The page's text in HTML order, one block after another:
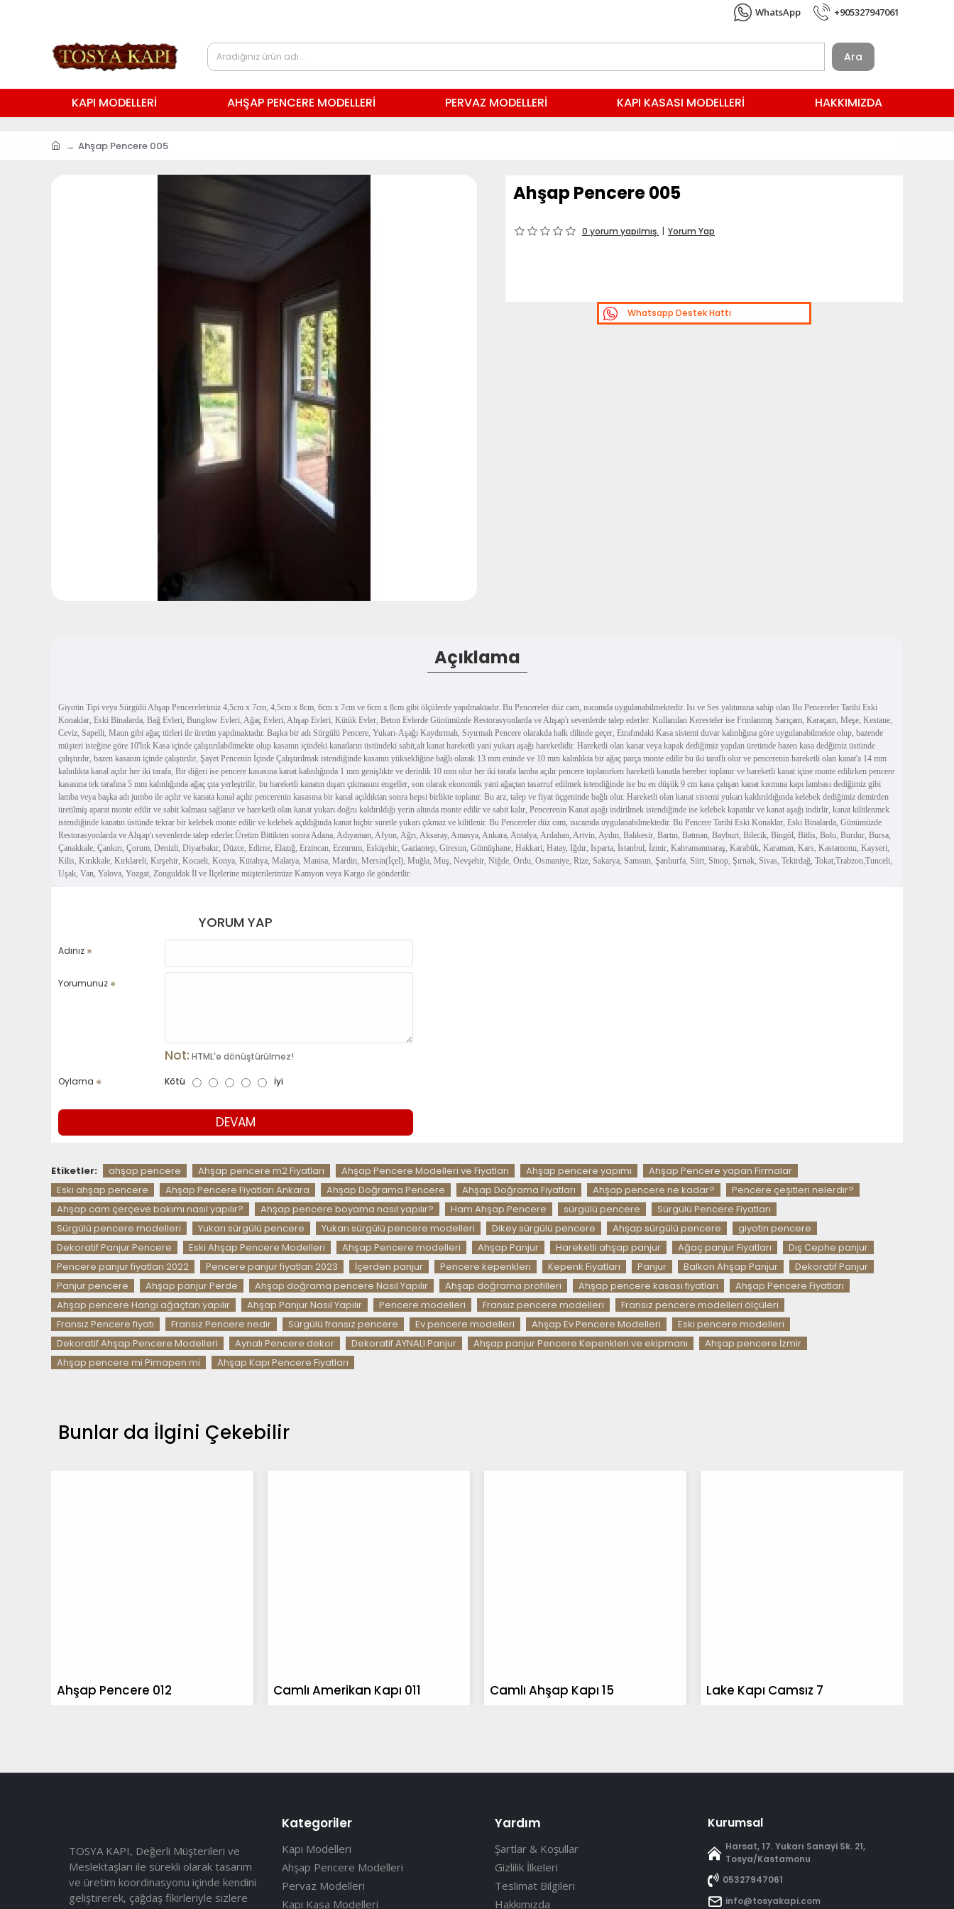
WhatsApp +905327947061
Ara
KAPI MODELLERİ AHŞAP PENCERE MODELLERİ PERVAZ MODELLERİ KAPI KASASI MODELLERİ HAKKIMIZDA
Ahşap Pencere 005
Ahşap Pencere 005
0 yorum yapılmış. | Yorum Yap
Whatsapp Destek Hattı
Açıklama
Giyotin Tipi veya Sürgülü Ahşap Pencerelerimiz 4,5cm x 7cm, 4,5cm x 8cm, 6cm x 7cm ve 6cm x 8cm gibi ölçülerde yapılmaktadır. Bu Pencereler düz cam, ısıcamda uygulanabilmektedir. Isı ve Ses yalıtımına sahip olan Bu Pencereler Tarihi Eski
Konaklar, Eski Binalarda, Bağ Evleri, Bunglow Evleri, Ağaç Evleri, Ahşap Evleri, Kütük Evler, Beton Evlerde Günümüzde Restorasyonlarda ve Ahşap'ı sevenlerde talep ederler. Kullanılan Keresteler ise Frınlanmış Sarıçam, Karaçam, Meşe, Kestane,
Ceviz, Sapelli, Maun gibi ağaç türleri ile üretim yapılmaktadır. Başka bir adı Sürgülü Pencere, Yukarı-Aşağı Kaydırmalı, Sıyırmalı Pencere olarakda halk dilinde geçer, Etrafındaki Kasa sistemi duvar kalınlığına göre uygulanabilmekte olup, bazende
müşteri isteğine göre 10'luk Kasa içinde çalıştırılabilimekte olup kasanın içindeki kanatların üstündeki sabit,alt kanat hareketli yani yukarı aşağı hareketlidir. Hareketli olan kanat veya kapak dediğimiz yapılan üretimde bazen kasa dedğimiz üstünde
çalıştırılır, bazen kasanın içinde çalıştırılır, Şayet Pencenin İçinde Çalıştırılmak istendiğinde kasanın yüksekliğine bağlı olarak 13 mm eninde ve 10 mm kalınlıkta bir ağaç parça monte edilir bu iki taraflı olur ve pencerenin hareketli olan kanat'a 14 mm
kalınlıkta kanal açılır her iki tarafa, Bir diğeri ise pencere kasasına kanat kalınlığında 1 mm genişlıkte ve derinlik 10 mm olur her iki tarafa lamba açılır pencere toplanırken hareketli kanatla bereber toplanır ve hareketli kanat içine monte edilirken pencere
kasasına tek tarafına 5 mm kalınlığında ağaç çıta yerleştrilir, bu hareketli kanatın dışarı çıkmasını engeller, son olarak ekonomik yani ağaçtan tasarruf edilmek istendiğinde ise bu en düşük 9 cm kasa çalışan kanat kısmına kapı lambası dediğimiz gibi
lamba veya başka adı jumbo ile açılır ve kanata kanal açılır pencerenin kasasına bir kanal açıldıktan sonra hepsi birlikte toplanır. Bu arz, talep ve fiyat üçgeninde bağlı olur. Hareketli olan kanat sistemi yukarı kaldırıldığında kelebek dediğimiz demirden
üretilmiş aparat monte edilir ve sabit kalması sağlanır ve hareketli olan kanat yukarı doğru kaldırıldığı yerin altında monte edilir ve sabit kalır, Pencerenin Kanat aşağı indirilmek istendiğinde ise kelebek kapatılır ve kanat aşağı indirlir, kanat kilitlenmek
istendiğinde kanatın üstünde tekrar bir kelebek monte edilir ve kelebek açıldığında kanat hiçbir suretle yukarı çıkmaz ve kilitlenir. Bu Pencereler düz cam, ısıcamda uygulanabilmektedir. Bu Pencere Tarihi Eski Konaklar, Eski Binalarda, Günümüzde
Restorasyonlarda ve Ahşap'ı sevenlerde talep ederler.Üretim Bittikten sonra Adana, Adıyaman, Afyon, Ağrı, Aksaray, Amasya, Ankara, Antalya, Ardahan, Artvin, Aydın, Balıkesir, Bartın, Batman, Bayburt, Bilecik, Bingöl, Bitlis, Bolu, Burdur, Bursa,
Çanakkale, Çankırı, Çorum, Denizli, Diyarbakır, Düzce, Edirne, Elazığ, Erzincan, Erzurum, Eskişehir, Gaziantep, Giresun, Gümüşhane, Hakkari, Hatay, Iğdır, Isparta, İstanbul, İzmir, Kahramanmaraş, Karabük, Karaman, Kars, Kastamonu, Kayseri,
Kilis, Kırıkkale, Kırklareli, Kırşehir, Kocaeli, Konya, Kütahya, Malatya, Manisa, Mardin, Mersin(İçel), Muğla, Muş, Nevşehir, Niğde, Ordu, Osmaniye, Rize, Sakarya, Samsun, Şanlıurfa, Siirt, Sinop, Şırnak, Sivas, Tekirdağ, Tokat,Trabzon,Tunceli,
Uşak, Van, Yalova, Yozgat, Zonguldak İl ve İlçelerine müşterilerimize Kamyon veya Kargo ile gönderilir.
YORUM YAP
Adınız
Yorumunuz
Not: HTML'e dönüştürülmez!
Oylama Kötü İyi
DEVAM
Etiketler: ahşap pencere Ahşap pencere m2 Fiyatları Ahşap Pencere Modelleri ve Fiyatları Ahşap pencere yapımı
Ahşap Pencere yapan Firmalar
Eski ahşap pencere
Ahşap Pencere Fiyatları Ankara Ahşap Doğrama Pencere Ahşap Doğrama Fiyatları Ahşap pencere ne kadar?
Pencere çeşitleri nelerdir?
Ahşap cam çerçeve bakımı nasıl yapılır?
Ahşap pencere boyama nasıl yapılır? Ham Ahşap Pencere sürgülü pencere
Sürgülü Pencere Fiyatları
Sürgülü pencere modelleri
Yukarı sürgülü pencere Yukarı sürgülü pencere modelleri Dikey sürgülü pencere Ahşap sürgülü pencere
giyotin pencere
Dekoratif Panjur Pencere
Eski Ahşap Pencere Modelleri Ahşap Pencere modelleri Ahşap Panjur Hareketli ahşap panjur Ağaç panjur Fiyatları
Dış Cephe panjur
Pencere panjur fiyatları 2022
Pencere panjur fiyatları 2023 İçerden panjur Pencere kepenkleri Kepenk Fiyatları Panjur Balkon Ahşap Panjur
Dekoratif Panjur
Panjur pencere
Ahşap panjur Perde Ahşap doğrama pencere Nasıl Yapılır Ahşap doğrama profilleri Ahşap pencere kasası fiyatları
Ahşap Pencere Fiyatları
Ahşap pencere Hangi ağaçtan yapılır
Ahşap Panjur Nasıl Yapılır Pencere modelleri Fransız pencere modelleri
Fransız pencere modelleri ölçüleri
Fransız Pencere fiyatı
Fransız Pencere nedir Sürgülü fransız pencere Ev pencere modelleri Ahşap Ev Pencere Modelleri
Eski pencere modelleri
Dekoratif Ahşap Pencere Modelleri
Aynalı Pencere dekor Dekoratif AYNALI Panjur Ahşap panjur Pencere Kepenkleri ve ekipmanı
Ahşap pencere İzmir
Ahşap pencere mi Pimapen mi
Ahşap Kapı Pencere Fiyatları
Bunlar da İlgini Çekebilir
Ahşap Pencere 012 Camlı Amerikan Kapı 011 Camlı Ahşap Kapı 15 Lake Kapı Camsız 7
TOSYA KAPI, Değerli Müşterileri ve
Meslektaşları ile sürekli olarak tasarım
ve üretim koordinasyonu içinde kendini
geliştirerek, çağdaş fikirleriyle sizlere
Kategoriler
Kapı Modelleri
Ahşap Pencere Modelleri
Pervaz Modelleri
Kapı Kasa Modelleri
Yardım
Şartlar & Koşullar
Gizlilik İlkeleri
Teslimat Bilgileri
Hakkımızda
Kurumsal
Harsat, 17. Yukarı Sanayi Sk. 21,
Tosya/Kastamonu
05327947061
info@tosyakapi.com